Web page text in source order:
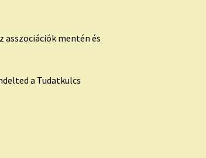
asszociációk mentén és
a Tudatkulcs